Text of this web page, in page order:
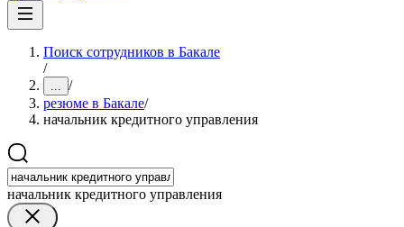
Поиск сотрудников в Бакале
/
... /
резюме в Бакале/
начальник кредитного управления
начальник кредитного управления